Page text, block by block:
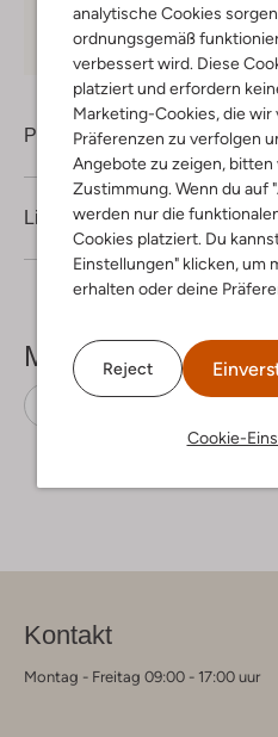
analytische Cookies
ordnungsgemäß
verbessert wird. Diese
platziert und erfordern
Marketing-Cookies, die
Präferenzen zu verfolgen
Angebote zu zeigen, bitten
Zustimmung. Wenn du auf
werden nur die
Cookies platziert. Du
Einstellungen" klicken, um
erhalten oder deine
Reject
Cookie-
Kauf auf Rechnung 30
Produktinformation
Lieferung & Rückgabe
Mehr sehen
Kontakt
Montag - Freitag 09:00 - 17:00 uur